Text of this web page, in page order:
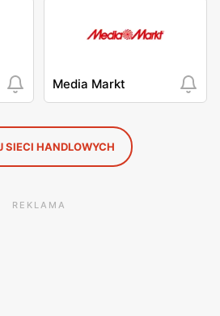
Media Markt
SIECI HANDLOWYCH
REKLAMA